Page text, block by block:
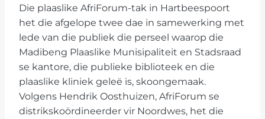
Die plaaslike AfriForum-tak in Hartbeespoort
het die afgelope twee dae in samewerking met
lede van die publiek die perseel waarop die
Madibeng Plaaslike Munisipaliteit en Stadsraad
se kantore, die publieke biblioteek en die
plaaslike kliniek geleë is, skoongemaak.
Volgens Hendrik Oosthuizen, AfriForum se
distrikskoördineerder vir Noordwes, het die